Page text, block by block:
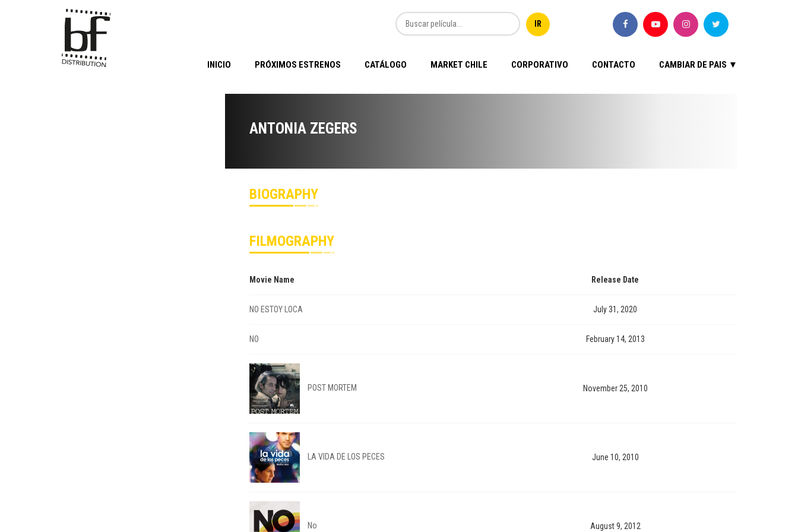
INICIO PRÓXIMOS ESTRENOS CATÁLOGO MARKET CHILE CORPORATIVO CONTACTO CAMBIAR DE PAIS ▼
ANTONIA ZEGERS
BIOGRAPHY
FILMOGRAPHY
Movie Name Release Date
NO ESTOY LOCA July 31, 2020
NO February 14, 2013
POST MORTEM November 25, 2010
LA VIDA DE LOS PECES June 10, 2010
No August 9, 2012